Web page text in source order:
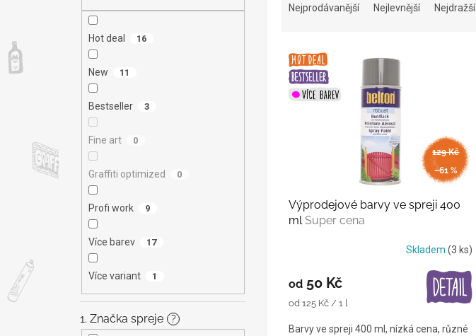
Hot deal 16
New 11
Bestseller 3
Fine art 0
Graffiti optimized 0
Profi work 9
Více barev 17
Více variant 1
1. Značka spreje ?
n
p
Nejprodávanější Nejlevnější Nejdražší
V
p
129 Kč
–61 %
Výprodejové barvy ve spreji 400
mlSuper cena
Skladem (3 ks)
od 50 Kč
Měrná
od 125 Kč / 1 l
Barvy ve spreji 400 ml, nízká cena, různé